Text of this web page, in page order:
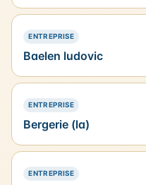
ENTREPRISE— PRÉSENCE SIMPLE
Baelen ludovic
ENTREPRISE— PRÉSENCE SIMPLE
Bergerie (la)
ENTREPRISE— PRÉSENCE SIMPLE